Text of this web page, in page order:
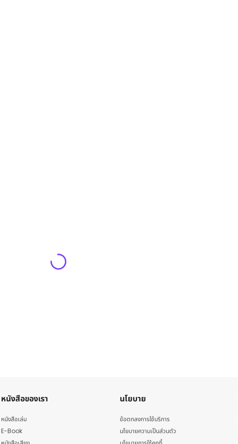
หนังสือของเรา
หนังสือเล่ม
E-Book
นโยบาย
ข้อตกลงการใช้บริการ
นโยบายความเป็นส่วนตัว